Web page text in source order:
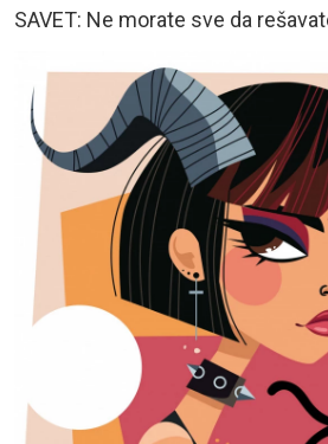
SAVET: Ne morate sve da